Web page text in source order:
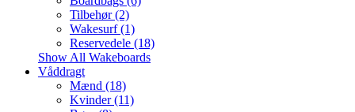
Tilbehør (2)
Wakesurf (1)
Reservedele (18)
Show All Wakeboards
Våddragt
Mænd (18)
Kvinder (11)